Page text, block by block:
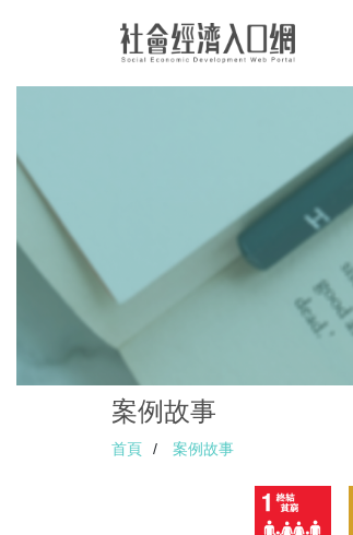
案例故事
首頁 / 案例故事